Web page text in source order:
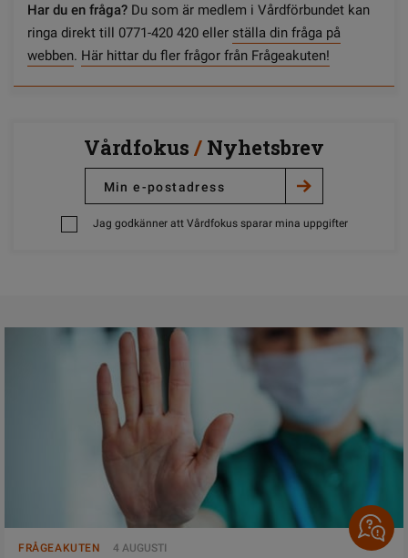
Har du en fråga? Du som är medlem i Vårdförbundet kan
ringa direkt till 0771-420 420 eller ställa din fråga på
webben. Här hittar du fler frågor från Frågeakuten!
Vårdfokus / Nyhetsbrev
Jag godkänner att Vårdfokus sparar mina uppgifter
FRÅGEAKUTEN 4 AUGUSTI